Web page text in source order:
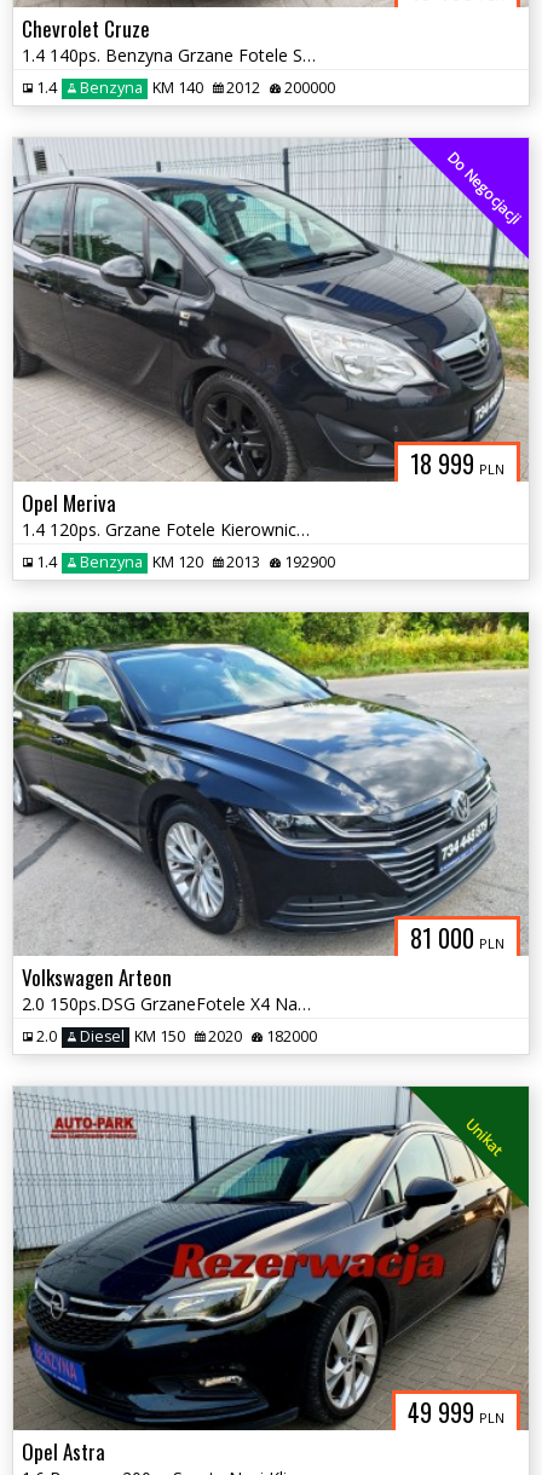
Chevrolet Cruze
1.4 140ps. Benzyna Grzane Fotele Skóra Navi Model 2013
1.4 Benzyna KM 140 2012 200000
18 999 PLN
Do Negocjacji
Opel Meriva
1.4 120ps. Grzane Fotele Kierownica Klimatyzacja 2013
1.4 Benzyna KM 120 2013 192900
81 000 PLN
Volkswagen Arteon
2.0 150ps.DSG GrzaneFotele X4 Navi Klimattonic x3 2020
2.0 Diesel KM 150 2020 182000
49 999 PLN
Unikat
Opel Astra